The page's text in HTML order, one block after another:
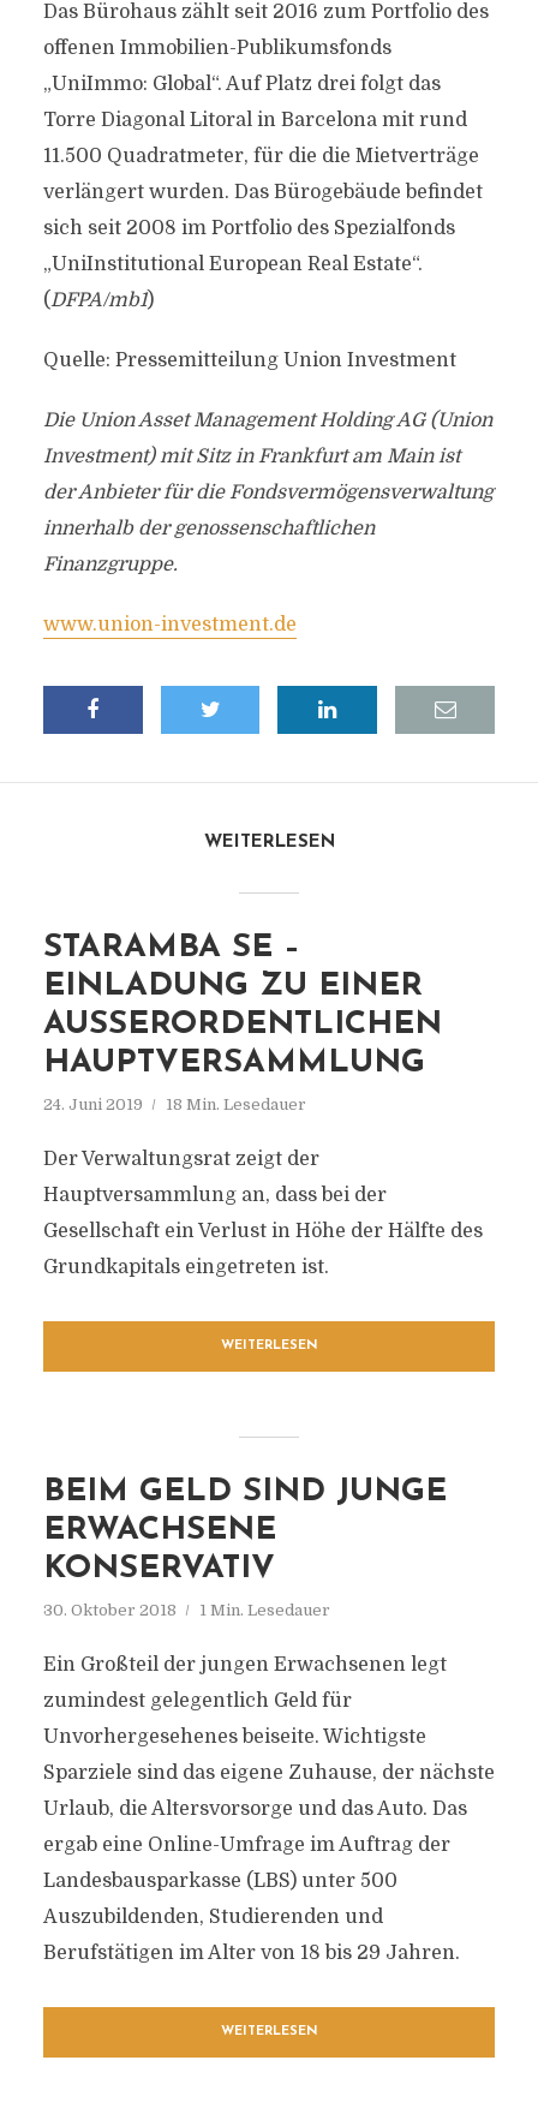
Das Bürohaus zählt seit 2016 zum Portfolio des
offenen Immobilien-Publikumsfonds
„UniImmo: Global“. Auf Platz drei folgt das
Torre Diagonal Litoral in Barcelona mit rund
11.500 Quadratmeter, für die die Mietverträge
verlängert wurden. Das Bürogebäude befindet
sich seit 2008 im Portfolio des Spezialfonds
„UniInstitutional European Real Estate“.
(DFPA/mb1)
Quelle: Pressemitteilung Union Investment
Die Union Asset Management Holding AG (Union
Investment) mit Sitz in Frankfurt am Main ist
der Anbieter für die Fondsvermögensverwaltung
innerhalb der genossenschaftlichen
Finanzgruppe.
www.union-investment.de
WEITERLESEN
STARAMBA SE –
EINLADUNG ZU EINER
AUSSERORDENTLICHEN H
AUPTVERSAMMLUNG
24. Juni 2019 18 Min. Lesedauer
Der Verwaltungsrat zeigt der
Hauptversammlung an, dass bei der
Gesellschaft ein Verlust in Höhe der Hälfte des
Grundkapitals eingetreten ist.
WEITERLESEN
BEIM GELD SIND JUNGE
ERWACHSENE
KONSERVATIV
30. Oktober 2018 1 Min. Lesedauer
Ein Großteil der jungen Erwachsenen legt
zumindest gelegentlich Geld für
Unvorhergesehenes beiseite. Wichtigste
Sparziele sind das eigene Zuhause, der nächste
Urlaub, die Altersvorsorge und das Auto. Das
ergab eine Online-Umfrage im Auftrag der
Landesbausparkasse (LBS) unter 500
Auszubildenden, Studierenden und
Berufstätigen im Alter von 18 bis 29 Jahren.
WEITERLESEN